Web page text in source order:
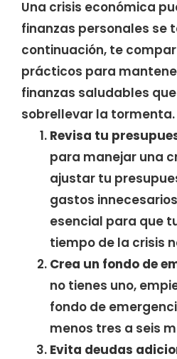
Una crisis económica
finanzas personales se
continuación, te
prácticos para
finanzas saludables
sobrellevar la tormenta.
Revisa tu
para manejar una
ajustar tu
gastos
esencial para que
tiempo de la crisis
Crea un fondo de
no tienes uno,
fondo de
menos tres a seis
Evita deudas